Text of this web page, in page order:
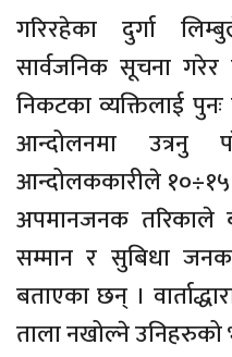
गरिरहेका दुर्गा
सार्वजनिक सूचना
निकटका व्यक्तिलाई
आन्दोलनमा
आन्दोलककारीले १०÷१५
अपमानजनक तरिकाले
सम्मान र सुबिधा जनक
बताएका छन् ।
ताला नखोल्ने उनिहरुको